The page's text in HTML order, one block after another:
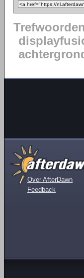
Over AfterDawn
Feedback